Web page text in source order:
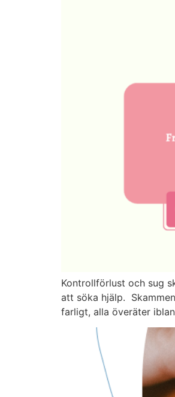
Kontrollförlust och sug
att söka hjälp.
farligt, alla överäter